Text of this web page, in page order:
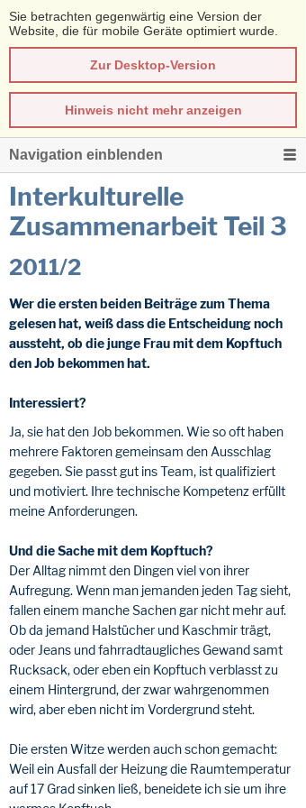
Sie betrachten gegenwärtig eine Version der
Website, die für mobile Geräte optimiert wurde.
Zur Desktop-Version
Hinweis nicht mehr anzeigen
Navigation einblenden
Interkulturelle
Zusammenarbeit Teil 3
2011/2
Wer die ersten beiden Beiträge zum Thema
gelesen hat, weiß dass die Entscheidung noch
aussteht, ob die junge Frau mit dem Kopftuch
den Job bekommen hat.
Interessiert?
Ja, sie hat den Job bekommen. Wie so oft haben
mehrere Faktoren gemeinsam den Ausschlag
gegeben. Sie passt gut ins Team, ist qualifiziert
und motiviert. Ihre technische Kompetenz erfüllt
meine Anforderungen.
Und die Sache mit dem Kopftuch?
Der Alltag nimmt den Dingen viel von ihrer
Aufregung. Wenn man jemanden jeden Tag sieht,
fallen einem manche Sachen gar nicht mehr auf.
Ob da jemand Halstücher und Kaschmir trägt,
oder Jeans und fahrradtaugliches Gewand samt
Rucksack, oder eben ein Kopftuch verblasst zu
einem Hintergrund, der zwar wahrgenommen
wird, aber eben nicht im Vordergrund steht.
Die ersten Witze werden auch schon gemacht:
Weil ein Ausfall der Heizung die Raumtemperatur
auf 17 Grad sinken ließ, beneidete ich sie um ihre